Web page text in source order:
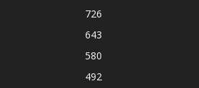
726
643
580
492